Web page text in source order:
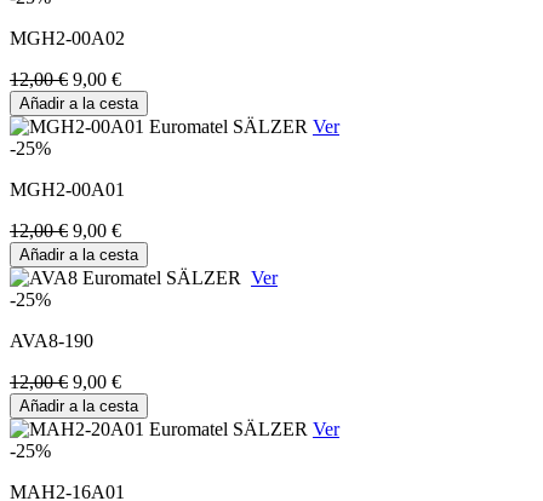
MGH2-00A02
12,00 € 9,00 €
Añadir a la cesta
Ver
-25%
MGH2-00A01
12,00 € 9,00 €
Añadir a la cesta
Ver
-25%
AVA8-190
12,00 € 9,00 €
Añadir a la cesta
Ver
-25%
MAH2-16A01